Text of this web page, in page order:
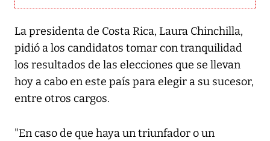
La presidenta de Costa Rica, Laura Chinchilla,
pidió a los candidatos tomar con tranquilidad
los resultados de las elecciones que se llevan
hoy a cabo en este país para elegir a su sucesor,
entre otros cargos.
"En caso de que haya un triunfador o un